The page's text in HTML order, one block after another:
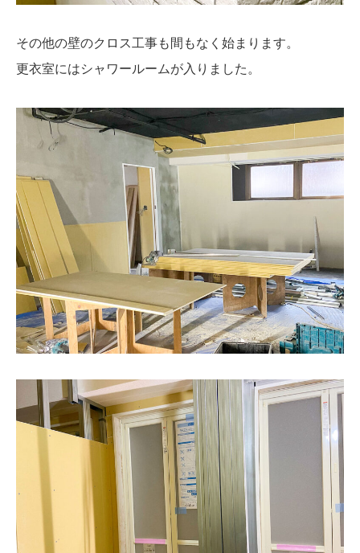
その他の壁のクロス工事も間もなく始まります。
更衣室にはシャワールームが入りました。